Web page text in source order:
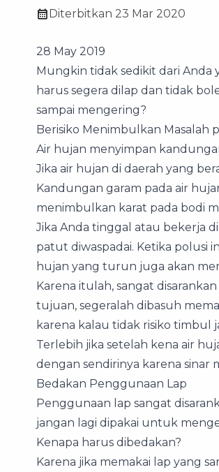
Diterbitkan 23 Mar 2020
28 May 2019
Mungkin tidak sedikit dari Anda
harus segera dilap dan tidak
sampai mengering?
Berisiko Menimbulkan Masalah
Air hujan menyimpan
Jika air hujan di daerah yang
Kandungan garam pada air
menimbulkan karat pada bodi
Jika Anda tinggal atau bekerja
patut diwaspadai. Ketika polusi
hujan yang turun juga akan
Karena itulah, sangat
tujuan, segeralah dibasuh
karena kalau tidak risiko timbul
Terlebih jika setelah kena air
dengan sendirinya karena sinar
Bedakan Penggunaan Lap
Penggunaan lap sangat
jangan lagi dipakai untuk
Kenapa harus dibedakan?
Karena jika memakai lap yang